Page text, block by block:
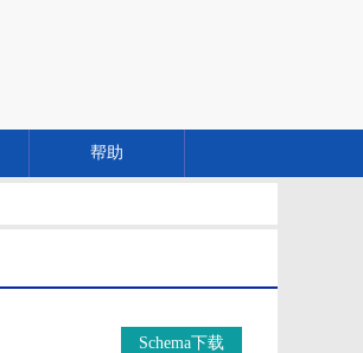
帮助
Schema下载